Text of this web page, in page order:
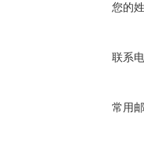
您的
联系
常用